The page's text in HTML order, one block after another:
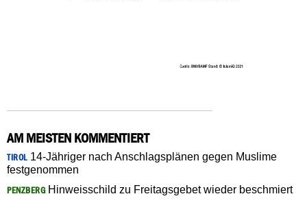
AM MEISTEN KOMMENTIERT
TIROL14-Jähriger nach Anschlagsplänen gegen Muslime
festgenommen
PENZBERGHinweisschild zu Freitagsgebet wieder beschmiert